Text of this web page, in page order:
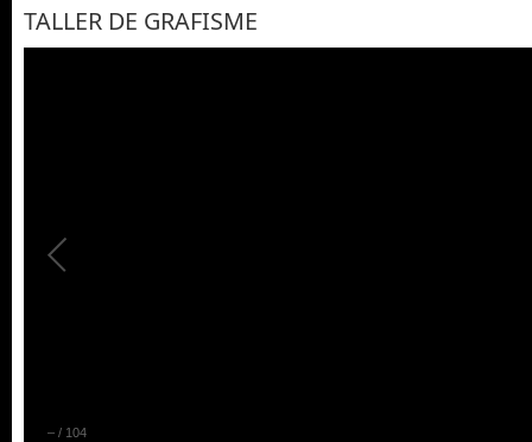
TALLER DE GRAFISME
– / 104